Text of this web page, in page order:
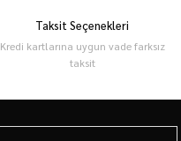
Taksit Seçenekleri
Kredi kartlarına uygun vade farksız
taksit